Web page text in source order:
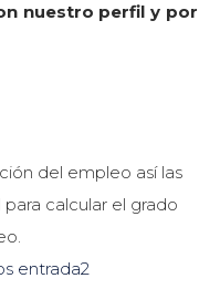
nuestro perfil y por
del empleo así las
calcular el grado